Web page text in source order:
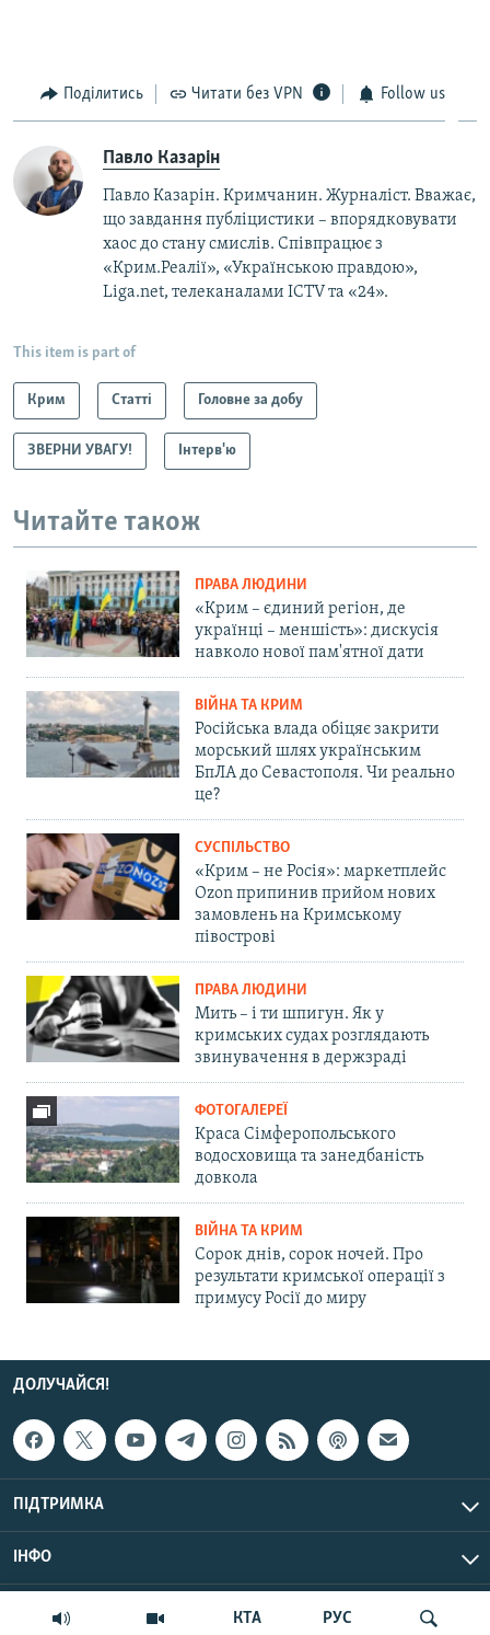
КТА РУС
Поділитись Читати без VPN Follow us
Павло Казарін
Павло Казарін. Кримчанин. Журналіст. Вважає,
що завдання публіцистики – впорядковувати
хаос до стану смислів. Співпрацює з
«Крим.Реалії», «Українською правдою»,
Liga.net, телеканалами ICTV та «24».
This item is part of
Крим Статті Головне за добу
ЗВЕРНИ УВАГУ! Інтерв'ю
Читайте також
ПРАВА ЛЮДИНИ
«Крим – єдиний регіон, де
українці – меншість»: дискусія
навколо нової пам'ятної дати
ВІЙНА ТА КРИМ
Російська влада обіцяє закрити
морський шлях українським
БпЛА до Севастополя. Чи реально
це?
СУСПІЛЬСТВО
«Крим – не Росія»: маркетплейс
Ozon припинив прийом нових
замовлень на Кримському
півострові
ПРАВА ЛЮДИНИ
Мить – і ти шпигун. Як у
кримських судах розглядають
звинувачення в держзраді
ФОТОГАЛЕРЕЇ
Краса Сімферопольського
водосховища та занедбаність
довкола
ВІЙНА ТА КРИМ
Сорок днів, сорок ночей. Про
результати кримської операції з
примусу Росії до миру
ДОЛУЧАЙСЯ!
ПІДТРИМКА
ІНФО
© Крим.Реалії, 2026 | Усі права застережено.